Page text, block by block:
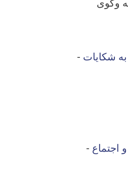
- شکایات
-